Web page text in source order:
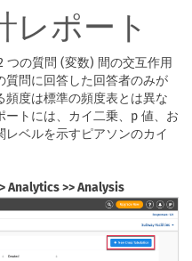
レポート
つの質問 (変数) 間の交互作用
質問に回答した回答者のみが
度は標準の頻度表とは異な
ートには、カイ二乗、p 値、お
ベルを示すピアソンのカイ
Analytics >> Analysis